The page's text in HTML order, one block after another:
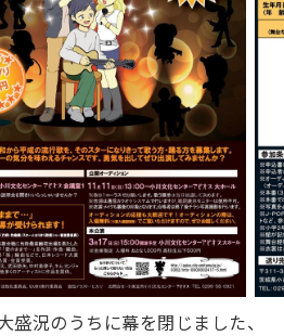
盛況のうちに幕を閉じました、